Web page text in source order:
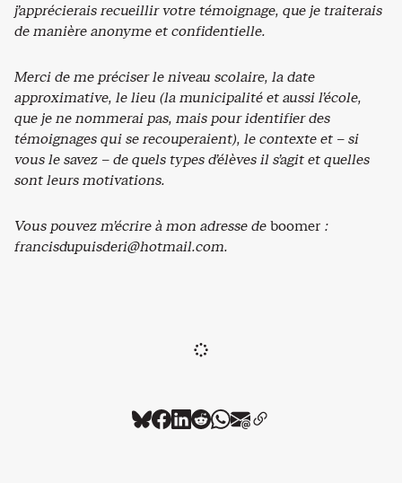
j’apprécierais recueillir votre témoignage, que je traiterais
de manière anonyme et confidentielle.
Merci de me préciser le niveau scolaire, la date
approximative, le lieu (la municipalité et aussi l’école,
que je ne nommerai pas, mais pour identifier des
témoignages qui se recouperaient), le contexte et – si
vous le savez – de quels types d’élèves il s’agit et quelles
sont leurs motivations.
Vous pouvez m’écrire à mon adresse deboomer :
francisdupuisderi@hotmail.com.